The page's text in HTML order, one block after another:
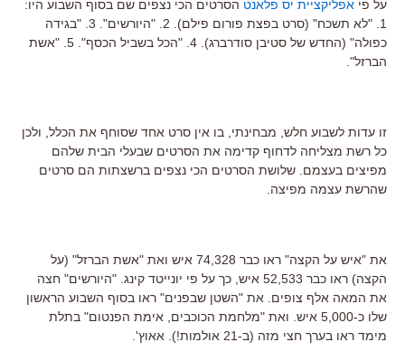
על פי אפליקציית יס פלאנט הסרטים הכי נצפים שם בסוף השבוע היו:
1. "לא תשכח" (סרט בפצת פורום פילם). 2. "היורשים". 3. "בגידה
כפולה" (החדש של סטיבן סודרברג). 4. "הכל בשביל הכסף". 5. "אשת
הברזל".
זו עדות לשבוע חלש, מבחינתי, בו אין סרט אחד שסוחף את הכלל, ולכן
כל רשת מצליחה לדחוף קדימה את הסרטים שבעלי הבית שלהם
מפיצים בעצמם. שלושת הסרטים הכי נצפים ברשצתות הם סרטים
שהרשת עצמה מפיצה.
את "איש על הקצה" ראו כבר 74,328 איש ואת "אשת הברזל" (על
הקצה) ראו כבר 52,533 איש, כך על פי יונייטד קינג. "היורשים" חצה
את המאה אלף צופים. את "השטן שבפנים" ראו בסוף השבוע הראשון
שלו כ-5,000 איש. ואת "מלחמת הכוכבים, אימת הפנטום" בתלת
מימד ראו בערך חצי מזה (ב-21 אולמות!). אאוץ'.